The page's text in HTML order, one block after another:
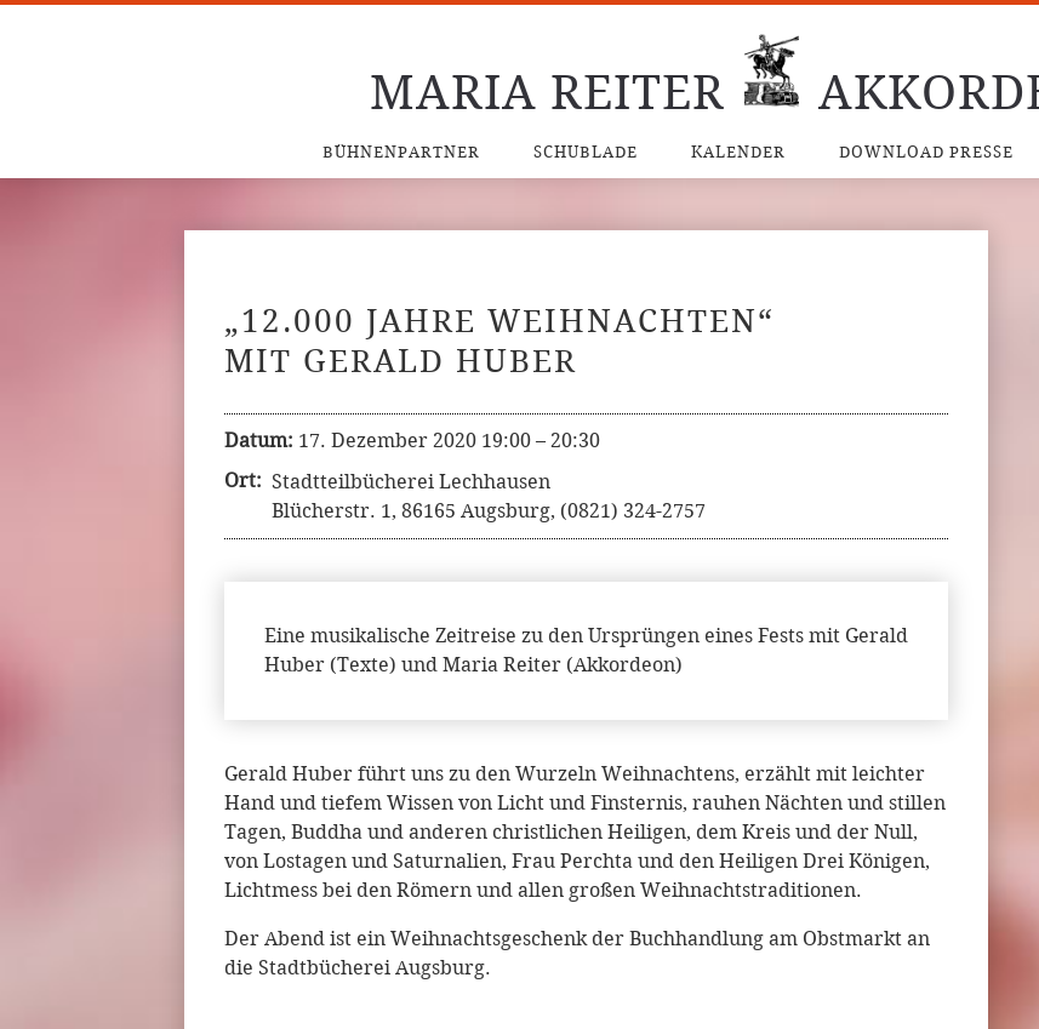
MARIA REITER
BÜHNENPARTNER SCHUBLADE KALENDER DOWNLOAD PRESSE
„12.000 JAHRE WEIHNACHTEN“
MIT GERALD HUBER
Datum: 17. Dezember 2020 19:00 – 20:30
Ort: Stadtteilbücherei Lechhausen
Blücherstr. 1, 86165 Augsburg, (0821) 324-2757
Eine musikalische Zeitreise zu den Ursprüngen eines Fests mit Gerald
Huber (Texte) und Maria Reiter (Akkordeon)
Gerald Huber führt uns zu den Wurzeln Weihnachtens, erzählt mit leichter
Hand und tiefem Wissen von Licht und Finsternis, rauhen Nächten und stillen
Tagen, Buddha und anderen christlichen Heiligen, dem Kreis und der Null,
von Lostagen und Saturnalien, Frau Perchta und den Heiligen Drei Königen,
Lichtmess bei den Römern und allen großen Weihnachtstraditionen.
Der Abend ist ein Weihnachtsgeschenk der Buchhandlung am Obstmarkt an
die Stadtbücherei Augsburg.